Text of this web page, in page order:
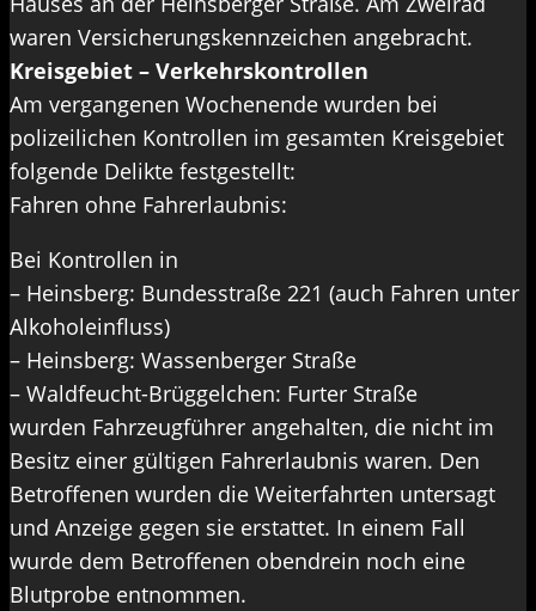
waren Versicherungskennzeichen angebracht.
Kreisgebiet – Verkehrskontrollen
Am vergangenen Wochenende wurden bei
polizeilichen Kontrollen im gesamten Kreisgebiet
folgende Delikte festgestellt:
Fahren ohne Fahrerlaubnis:
Bei Kontrollen in
– Heinsberg: Bundesstraße 221 (auch Fahren unter
Alkoholeinfluss)
– Heinsberg: Wassenberger Straße
– Waldfeucht-Brüggelchen: Furter Straße
wurden Fahrzeugführer angehalten, die nicht im
Besitz einer gültigen Fahrerlaubnis waren. Den
Betroffenen wurden die Weiterfahrten untersagt
und Anzeige gegen sie erstattet. In einem Fall
wurde dem Betroffenen obendrein noch eine
Blutprobe entnommen.